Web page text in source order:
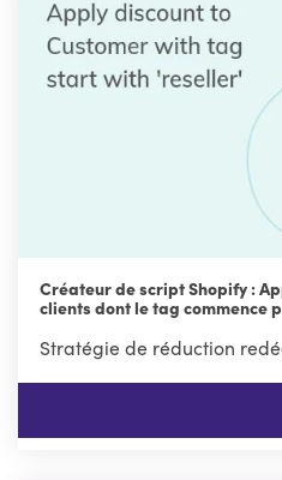
Créateur de script Shopify :
clients dont le tag commence
Stratégie de réduction